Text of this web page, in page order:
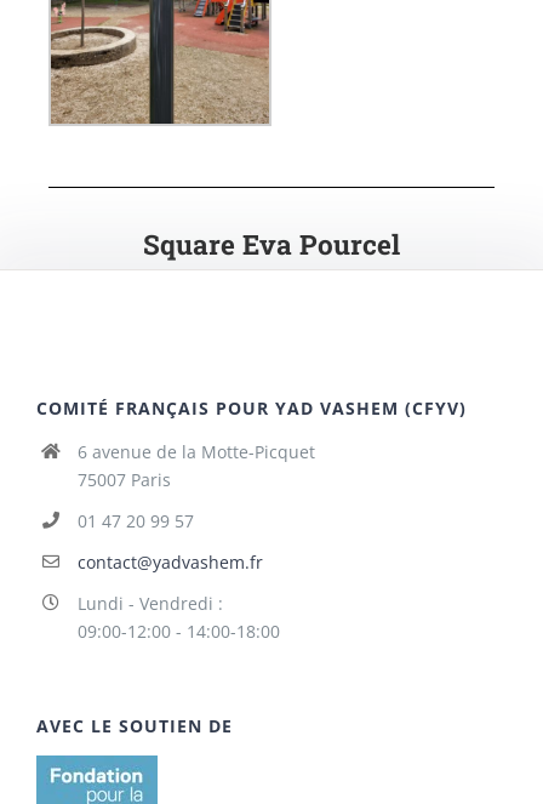
Square Eva Pourcel
COMITÉ FRANÇAIS POUR YAD VASHEM (CFYV)
6 avenue de la Motte-Picquet
75007 Paris
01 47 20 99 57
contact@yadvashem.fr
Lundi - Vendredi :
09:00-12:00 - 14:00-18:00
AVEC LE SOUTIEN DE